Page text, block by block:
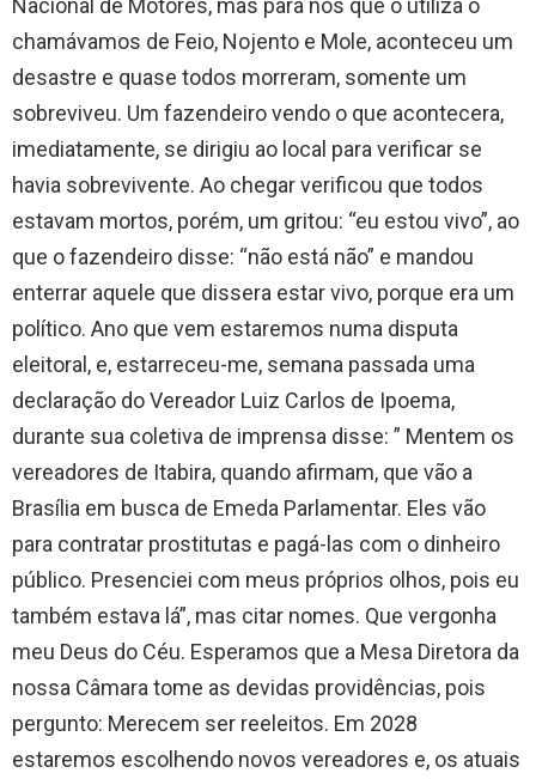
Nacional de Motores, mas para nós que o utiliza o
chamávamos de Feio, Nojento e Mole, aconteceu um
desastre e quase todos morreram, somente um
sobreviveu. Um fazendeiro vendo o que acontecera,
imediatamente, se dirigiu ao local para verificar se
havia sobrevivente. Ao chegar verificou que todos
estavam mortos, porém, um gritou: “eu estou vivo”, ao
que o fazendeiro disse: “não está não” e mandou
enterrar aquele que dissera estar vivo, porque era um
político. Ano que vem estaremos numa disputa
eleitoral, e, estarreceu-me, semana passada uma
declaração do Vereador Luiz Carlos de Ipoema,
durante sua coletiva de imprensa disse: ” Mentem os
vereadores de Itabira, quando afirmam, que vão a
Brasília em busca de Emeda Parlamentar. Eles vão
para contratar prostitutas e pagá-las com o dinheiro
público. Presenciei com meus próprios olhos, pois eu
também estava lá”, mas citar nomes. Que vergonha
meu Deus do Céu. Esperamos que a Mesa Diretora da
nossa Câmara tome as devidas providências, pois
pergunto: Merecem ser reeleitos. Em 2028
estaremos escolhendo novos vereadores e, os atuais